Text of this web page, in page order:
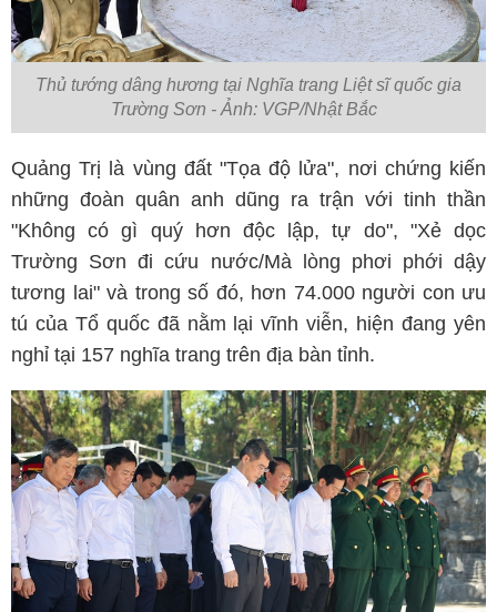
Thủ tướng dâng hương tại Nghĩa trang Liệt sĩ quốc gia
Trường Sơn - Ảnh: VGP/Nhật Bắc
Quảng Trị là vùng đất "Tọa độ lửa", nơi chứng kiến
những đoàn quân anh dũng ra trận với tinh thần
"Không có gì quý hơn độc lập, tự do", "Xẻ dọc
Trường Sơn đi cứu nước/Mà lòng phơi phới dậy
tương lai" và trong số đó, hơn 74.000 người con ưu
tú của Tổ quốc đã nằm lại vĩnh viễn, hiện đang yên
nghỉ tại 157 nghĩa trang trên địa bàn tỉnh.